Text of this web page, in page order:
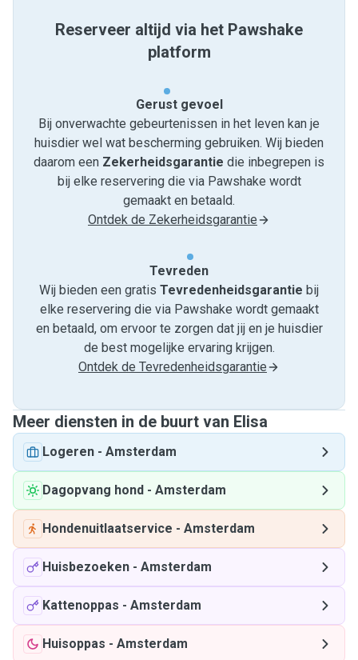
Reserveer altijd via het Pawshake
platform
Gerust gevoel
Bij onverwachte gebeurtenissen in het leven kan je
huisdier wel wat bescherming gebruiken. Wij bieden
daarom een Zekerheidsgarantie die inbegrepen is
bij elke reservering die via Pawshake wordt
gemaakt en betaald.
Ontdek de Zekerheidsgarantie
Tevreden
Wij bieden een gratis Tevredenheids­garantie bij
elke reservering die via Pawshake wordt gemaakt
en betaald, om ervoor te zorgen dat jij en je huisdier
de best mogelijke ervaring krijgen.
Ontdek de Tevredenheidsgarantie
Meer diensten in de buurt van Elisa
Logeren - Amsterdam
Dagopvang hond - Amsterdam
Hondenuitlaatservice - Amsterdam
Huisbezoeken - Amsterdam
Kattenoppas - Amsterdam
Huisoppas - Amsterdam